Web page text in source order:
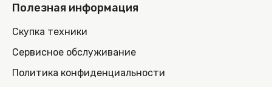
Полезная информация
Скупка техники
Сервисное обслуживание
Политика конфиденциальности